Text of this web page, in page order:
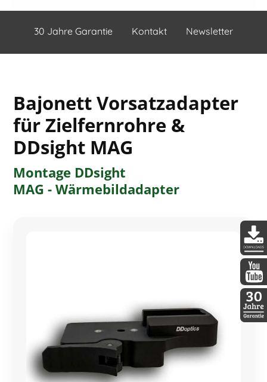
30 Jahre Garantie Kontakt Newsletter
Bajonett Vorsatzadapter
für Zielfernrohre &
DDsight MAG
Montage DDsight
MAG - Wärmebildadapter